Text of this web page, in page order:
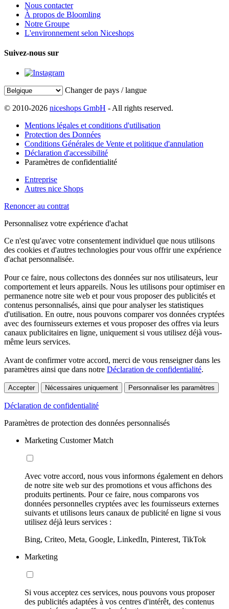
Nous contacter
À propos de Bloomling
Notre Groupe
L'environnement selon Niceshops
Suivez-nous sur
Changer de pays / langue
© 2010-2026 niceshops GmbH - All rights reserved.
Mentions légales et conditions d'utilisation
Protection des Données
Conditions Générales de Vente et politique d'annulation
Déclaration d'accessibilité
Paramètres de confidentialité
Entreprise
Autres nice Shops
Renoncer au contrat
Personnalisez votre expérience d'achat
Ce n'est qu'avec votre consentement individuel que nous utilisons
des cookies et d'autres technologies pour vous offrir une expérience
d'achat personnalisée.
Pour ce faire, nous collectons des données sur nos utilisateurs, leur
comportement et leurs appareils. Nous les utilisons pour optimiser en
permanence notre site web et pour vous proposer des publicités et
contenus personnalisés, ainsi que pour analyser les statistiques
d'utilisation. En outre, nous pouvons comparer vos données cryptées
avec des fournisseurs externes et vous proposer des offres via leurs
canaux publicitaires en ligne, uniquement si vous utilisez déjà vous-
même leurs services.
Avant de confirmer votre accord, merci de vous renseigner dans les
paramètres ainsi que dans notre Déclaration de confidentialité.
Accepter Nécessaires uniquement Personnaliser les paramètres
Déclaration de confidentialité
Paramètres de protection des données personnalisés
Marketing Customer Match
Avec votre accord, nous vous informons également en dehors
de notre site web sur des promotions et vous affichons des
produits pertinents. Pour ce faire, nous comparons vos
données personnelles cryptées avec les fournisseurs externes
suivants et utilisons leurs canaux de publicité en ligne si vous
utilisez déjà leurs services :
Bing, Criteo, Meta, Google, LinkedIn, Pinterest, TikTok
Marketing
Si vous acceptez ces services, nous pouvons vous proposer
des publicités adaptées à vos centres d'intérêt, des contenus